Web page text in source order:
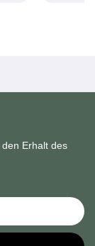
Erhalt des